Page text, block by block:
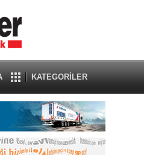
KATEGORİLER